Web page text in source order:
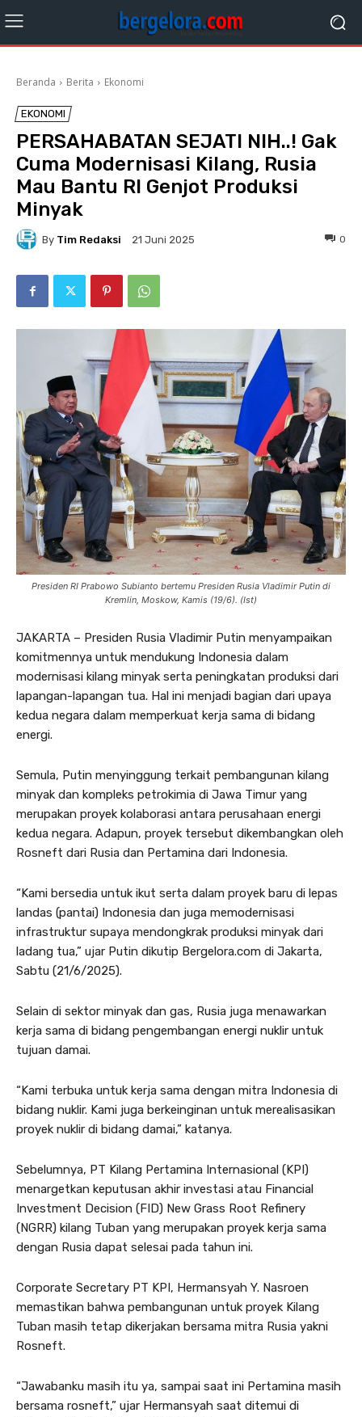
Beranda Berita Ekonomi
EKONOMI
PERSAHABATAN SEJATI NIH..! Gak
Cuma Modernisasi Kilang, Rusia
Mau Bantu RI Genjot Produksi
Minyak
By Tim Redaksi 21 Juni 2025 0
Presiden RI Prabowo Subianto bertemu Presiden Rusia Vladimir Putin di
Kremlin, Moskow, Kamis (19/6). (Ist)
JAKARTA – Presiden Rusia Vladimir Putin menyampaikan
komitmennya untuk mendukung Indonesia dalam
modernisasi kilang minyak serta peningkatan produksi dari
lapangan-lapangan tua. Hal ini menjadi bagian dari upaya
kedua negara dalam memperkuat kerja sama di bidang
energi.
Semula, Putin menyinggung terkait pembangunan kilang
minyak dan kompleks petrokimia di Jawa Timur yang
merupakan proyek kolaborasi antara perusahaan energi
kedua negara. Adapun, proyek tersebut dikembangkan oleh
Rosneft dari Rusia dan Pertamina dari Indonesia.
“Kami bersedia untuk ikut serta dalam proyek baru di lepas
landas (pantai) Indonesia dan juga memodernisasi
infrastruktur supaya mendongkrak produksi minyak dari
ladang tua,” ujar Putin dikutip Bergelora.com di Jakarta,
Sabtu (21/6/2025).
Selain di sektor minyak dan gas, Rusia juga menawarkan
kerja sama di bidang pengembangan energi nuklir untuk
tujuan damai.
“Kami terbuka untuk kerja sama dengan mitra Indonesia di
bidang nuklir. Kami juga berkeinginan untuk merealisasikan
proyek nuklir di bidang damai,” katanya.
Sebelumnya, PT Kilang Pertamina Internasional (KPI)
menargetkan keputusan akhir investasi atau Financial
Investment Decision (FID) New Grass Root Refinery
(NGRR) kilang Tuban yang merupakan proyek kerja sama
dengan Rusia dapat selesai pada tahun ini.
Corporate Secretary PT KPI, Hermansyah Y. Nasroen
memastikan bahwa pembangunan untuk proyek Kilang
Tuban masih tetap dikerjakan bersama mitra Rusia yakni
Rosneft.
“Jawabanku masih itu ya, sampai saat ini Pertamina masih
bersama rosneft,” ujar Hermansyah saat ditemui di